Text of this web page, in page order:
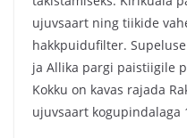
ujuvsaart ning tiikide
hakkpuidufilter.
ja Allika pargi paistiigile
Kokku on kavas rajada
ujuvsaart kogupindalaga